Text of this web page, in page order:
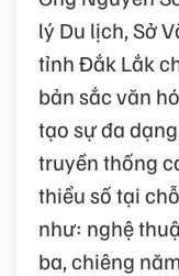
lý Du lịch, Sở
tỉnh Đắk Lắk
bản sắc văn
tạo sự đa
truyền thống
thiểu số tại
như: nghệ
ba, chiêng